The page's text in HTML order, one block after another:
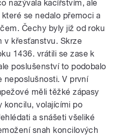
nazývala kacířstvím, ale
se nedalo přemoci a
Čechy byly již od roku
v křesťanstvu. Skrze
1436. vrátili se zase k
poslušenství to podobalo
neposlušnosti. V první
měli těžké zápasy
koncilu, volajícími po
a snášeti všeliké
snah koncilových